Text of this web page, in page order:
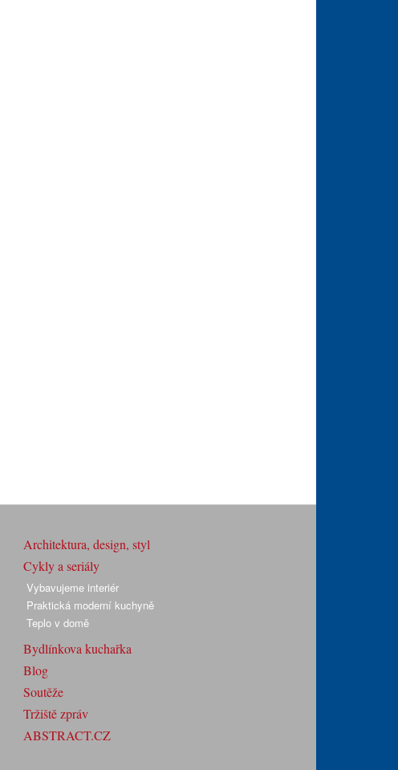
Architektura, design, styl
Cykly a seriály
Vybavujeme interiér
Praktická moderní kuchyně
Teplo v domě
Bydlínkova kuchařka
Blog
Soutěže
Tržiště zpráv
ABSTRACT.CZ